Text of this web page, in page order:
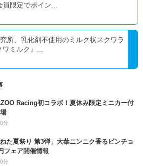
員限定でポイン...
所、乳化剤不使用のミルク状スクワラ
ミルク』...
Racing初コラボ！夏休み限定ミニカー付
分
た夏祭り 第3弾」大葉ニンニク香るビンチョ
フェア開催情報
分